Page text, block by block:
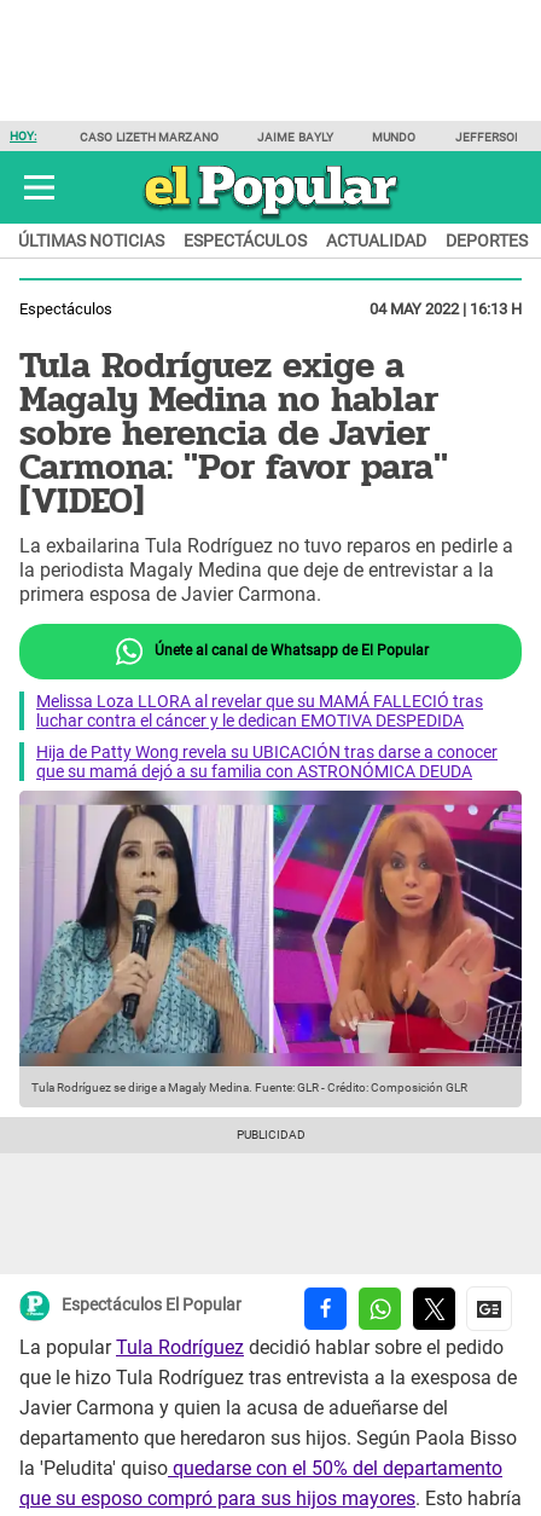
HOY: CASO LIZETH MARZANO JAIME BAYLY MUNDO JEFFERSON
ÚLTIMAS NOTICIAS ESPECTÁCULOS ACTUALIDAD DEPORTES
Espectáculos 04 MAY 2022 | 16:13 H
Tula Rodríguez exige a
Magaly Medina no hablar
sobre herencia de Javier
Carmona: "Por favor para"
[VIDEO]
La exbailarina Tula Rodríguez no tuvo reparos en pedirle a
la periodista Magaly Medina que deje de entrevistar a la
primera esposa de Javier Carmona.
Únete al canal de Whatsapp de El Popular
Melissa Loza LLORA al revelar que su MAMÁ FALLECIÓ tras
luchar contra el cáncer y le dedican EMOTIVA DESPEDIDA
Hija de Patty Wong revela su UBICACIÓN tras darse a conocer
que su mamá dejó a su familia con ASTRONÓMICA DEUDA
Tula Rodríguez se dirige a Magaly Medina. Fuente: GLR-Crédito: Composición GLR
Espectáculos El Popular
La popularTula Rodríguez decidió hablar sobre el pedido
que le hizo Tula Rodríguez tras entrevista a la exesposa de
Javier Carmona y quien la acusa de adueñarse del
departamento que heredaron sus hijos. Según Paola Bisso
la 'Peludita' quiso quedarse con el 50% del departamento
que su esposo compró para sus hijos mayores. Esto habría